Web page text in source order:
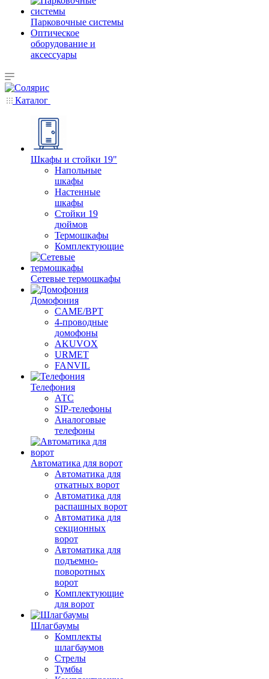
Парковочные системы
Оптическое
оборудование и
аксессуары
Каталог
Шкафы и стойки 19"
Напольные
шкафы
Настенные
шкафы
Стойки 19
дюймов
Термошкафы
Комплектующие
Сетевые термошкафы
Домофония
CAME/BPT
4-проводные
домофоны
AKUVOX
URMET
FANVIL
Телефония
АТС
SIP-телефоны
Аналоговые
телефоны
Автоматика для ворот
Автоматика для
откатных ворот
Автоматика для
распашных ворот
Автоматика для
секционных
ворот
Автоматика для
подъемно-
поворотных
ворот
Комплектующие
для ворот
Шлагбаумы
Комплекты
шлагбаумов
Стрелы
Тумбы